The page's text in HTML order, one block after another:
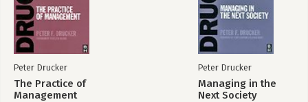
Peter Drucker
The Practice of
Management
Peter Drucker
Managing in the
Next Society